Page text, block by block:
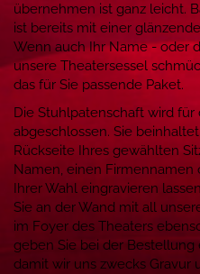
übernehmen ist ganz leicht.
ist bereits mit einer
Wenn auch Ihr Name - oder
unsere Theatersessel
das für Sie passende Paket.
Die Stuhlpatenschaft wird
abgeschlossen. Sie
Rückseite Ihres gewählten
Namen, einen
Ihrer Wahl eingravieren
Sie an der Wand mit all
im Foyer des Theaters
geben Sie bei der Bestellung
damit wir uns zwecks Gravur